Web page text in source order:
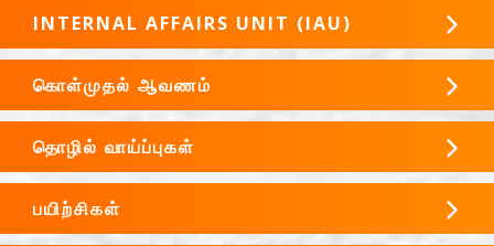
INTERNAL AFFAIRS UNIT (IAU)
கொள்முதல் ஆவணம்
தொழில் வாய்ப்புகள்
பயிற்சிகள்